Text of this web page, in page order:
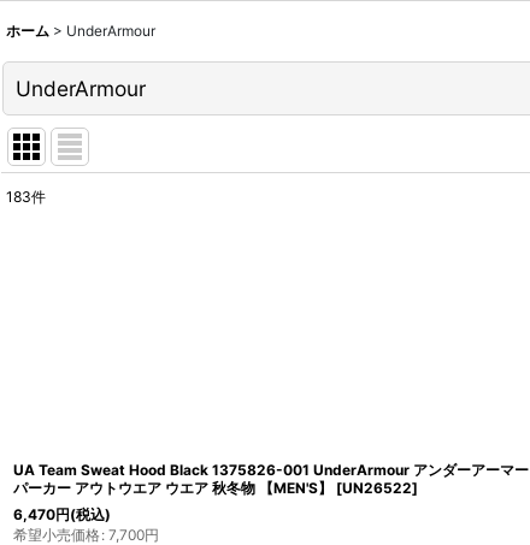
ホーム > UnderArmour
UnderArmour
183件
UA Team Sweat Hood Black 1375826-001 UnderArmour アンダーアーマー
パーカー アウトウエア ウエア 秋冬物 【MEN'S】
[UN26522]
6,470円(税込)
希望小売価格: 7,700円